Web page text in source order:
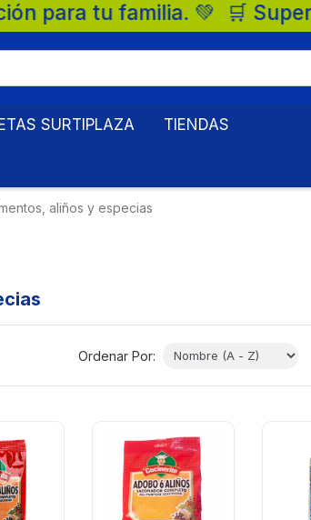
🛒 Supermercados
SURTIPLAZA TIENDAS
aliños y especias
Ordenar Por: